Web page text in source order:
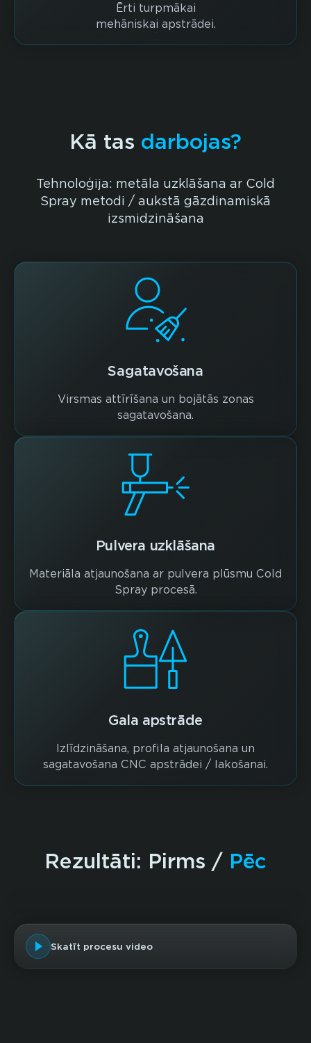
Ērti turpmākai
mehāniskai apstrādei.
Kā tas darbojas?
Tehnoloģija: metāla uzklāšana ar Cold
Spray metodi / aukstā gāzdinamiskā
izsmidzināšana
Sagatavošana
Virsmas attīrīšana un bojātās zonas
sagatavošana.
Pulvera uzklāšana
Materiāla atjaunošana ar pulvera plūsmu Cold
Spray procesā.
Gala apstrāde
Izlīdzināšana, profila atjaunošana un
sagatavošana CNC apstrādei / lakošanai.
Rezultāti: Pirms / Pēc
Skatīt procesu video